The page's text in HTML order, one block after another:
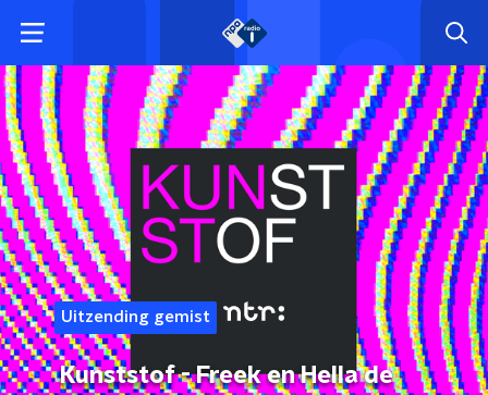
Uitzending gemist
Kunststof - Freek en Hella de